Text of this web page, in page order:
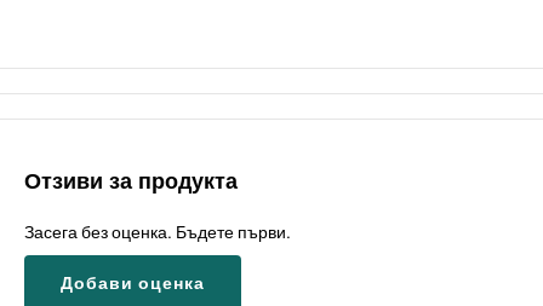
Отзиви за продукта
Засега без оценка. Бъдете първи.
Добави оценка